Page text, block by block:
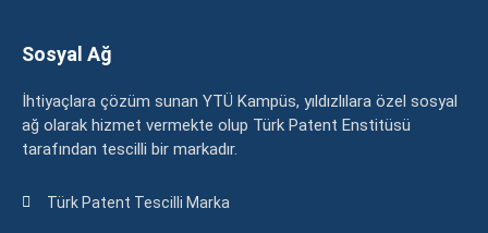
Sosyal Ağ
İhtiyaçlara çözüm sunan YTÜ Kampüs, yıldızlılara özel sosyal
ağ olarak hizmet vermekte olup Türk Patent Enstitüsü
tarafından tescilli bir markadır.
Türk Patent Tescilli Marka